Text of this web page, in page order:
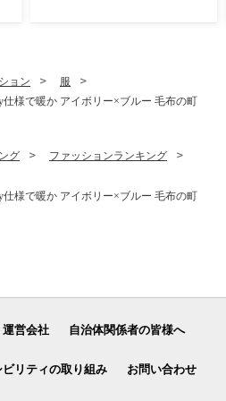
ョン
服
様で暖か アイボリー×ブルー 毛布の町
グ
ファッションランキング
様で暖か アイボリー×ブルー 毛布の町
運営会社 自治体関係者の皆様へ
リティの取り組み お問い合わせ